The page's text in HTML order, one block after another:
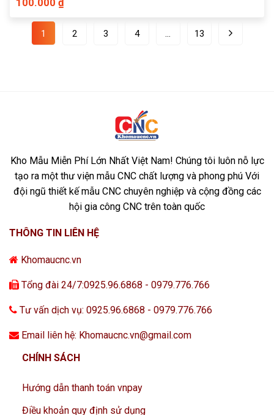
1 2 3 4 … 13
Kho Mẫu Miễn Phí Lớn Nhất Việt Nam! Chúng tôi luôn nỗ lực
tạo ra một thư viện mẫu CNC chất lượng và phong phú Với
đội ngũ thiết kế mẫu CNC chuyên nghiệp và cộng đồng các
hội gia công CNC trên toàn quốc
THÔNG TIN LIÊN HỆ
Khomaucnc.vn
Tổng đài 24/7:0925.96.6868 - 0979.776.766
Tư vấn dịch vụ: 0925.96.6868 - 0979.776.766
Email liên hệ: Khomaucnc.vn@gmail.com
CHÍNH SÁCH
Hướng dẫn thanh toán vnpay
Điều khoản quy định sử dụng